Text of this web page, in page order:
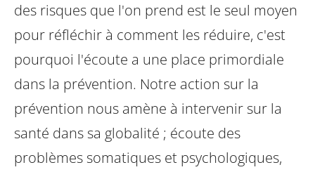
des risques que l'on prend est le seul moyen
pour réfléchir à comment les réduire, c'est
pourquoi l'écoute a une place primordiale
dans la prévention. Notre action sur la
prévention nous amène à intervenir sur la
santé dans sa globalité ; écoute des
problèmes somatiques et psychologiques,